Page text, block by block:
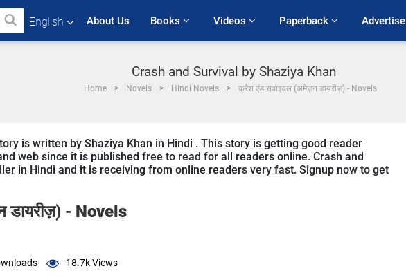
English About Us Books Videos Paperback Advertise
Crash and Survival by Shaziya Khan
Home Novels Hindi Novels क्रैश एंड सर्वाइवल (अमेज़न डायरीज़) - Novels
is written by Shaziya Khan in Hindi . This story is getting good reader
web since it is published free to read for all readers online. Crash and
in Hindi and it is receiving from online readers very fast. Signup now to get
डायरीज़) - Novels
18.7kViews